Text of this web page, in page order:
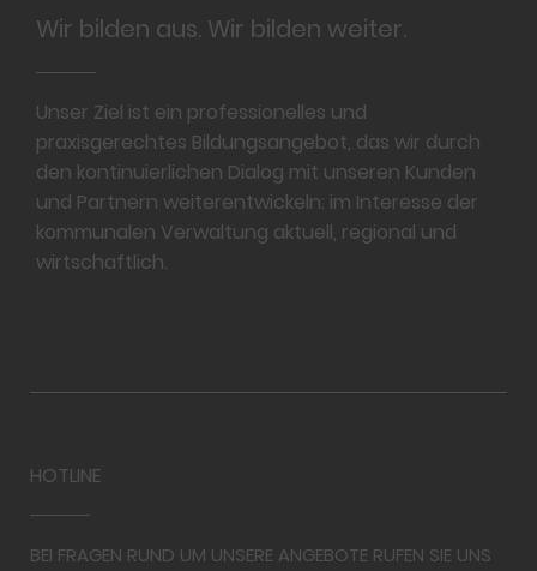
Wir bilden aus. Wir bilden weiter.
Unser Ziel ist ein professionelles und
praxisgerechtes Bildungsangebot, das wir durch
den kontinuierlichen Dialog mit unseren Kunden
und Partnern weiterentwickeln: im Interesse der
kommunalen Verwaltung aktuell, regional und
wirtschaftlich.
HOTLINE
BEI FRAGEN RUND UM UNSERE ANGEBOTE RUFEN SIE UNS